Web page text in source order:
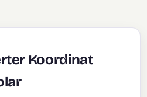
Koordinat